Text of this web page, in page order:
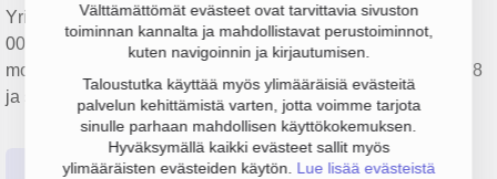
Välttämättömät evästeet ovat tarvittavia sivuston
toiminnan kannalta ja mahdollistavat perustoiminnot,
kuten navigoinnin ja kirjautumisen.
Taloustutka käyttää myös ylimääräisiä evästeitä
palvelun kehittämistä varten, jotta voimme tarjota
sinulle parhaan mahdollisen käyttökokemuksen.
Hyväksymällä kaikki evästeet sallit myös
ylimääräisten evästeiden käytön. Lue lisää evästeistä
Yrityksen Oy Lovesto Ab liikevaihto on 517 000 €, tulos 19
000 € ja henkilöstömäärä 4. Sen päätoimiala on Muu
moottoriajoneuvojen huolto ja korjaus, perustamisvuosi 1978
ja sijainti Loviisa. Yrityksen yhtiömuoto Osakeyhtiö (OY).
Perustiedot Tilinpäätösluvut Päättäjätiedot